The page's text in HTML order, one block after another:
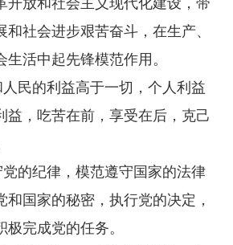
开放和社会主义现代化建设，带
社会进步艰苦奋斗，在生产、
活中起先锋模范作用。
民的利益高于一切，个人利益
益，吃苦在前，享受在后，克己
的纪律，模范遵守国家的法律
和国家的秘密，执行党的决定，
完成党的任务。